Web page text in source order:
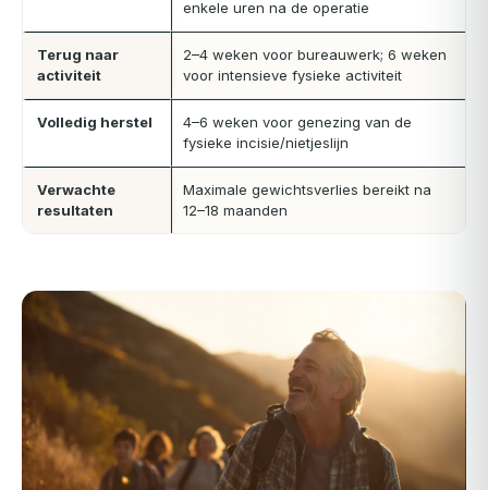
enkele uren na de operatie
Terug naar
activiteit
2–4 weken voor bureauwerk; 6 weken
voor intensieve fysieke activiteit
Volledig herstel
4–6 weken voor genezing van de
fysieke incisie/nietjeslijn
Verwachte
resultaten
Maximale gewichtsverlies bereikt na
12–18 maanden